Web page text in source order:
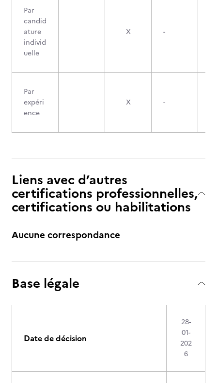
Par
candid
ature
individ
uelle
X -
Par
expéri
ence
X -
Liens avec d’autres
certifications professionnelles,
certifications ou habilitations
Aucune correspondance
Base légale
Date de décision
28-
01-
202
6